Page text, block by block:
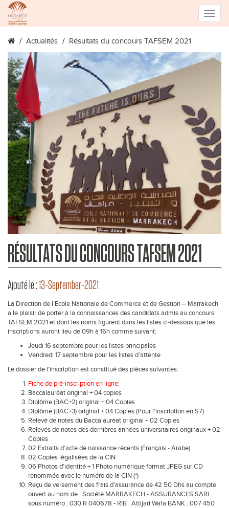
Toggle
Actualités Résultats du concours TAFSEM 2021
RÉSULTATS DU CONCOURS TAFSEM 2021
Ajouté le :13-September-2021
La Direction de l’Ecole Nationale de Commerce et de Gestion – Marrakech
a le plaisir de porter à la connaissances des candidats admis au concours
TAFSEM 2021 et dont les noms figurent dans les listes ci-dessous que les
inscriptions auront lieu de 09h à 16h comme suivant:
Jeudi 16 septembre pour les listes principales
Vendredi 17 septembre pour les listes d’attente
Le dossier de l'inscription est constitué des pièces suivantes:
Fiche de pré-inscription en ligne;
Baccalauréat original + 04 copies
Diplôme (BAC+2) original + 04 Copies
Diplôme (BAC+3) original + 04 Copies (Pour l'inscription en S7)
Relevé de notes du Baccalauréat original + 02 Copies
Relevés de notes des dernières années universitaires originaux + 02
Copies
02 Extraits d'acte de naissance récents (Français - Arabe)
02 Copies légalisées de la CIN
06 Photos d'identité + 1 Photo numérique format JPEG sur CD
renommée avec le numéro de la CIN (*)
Reçu de versement des frais d'assurance de 42.50 Dhs au compte
ouvert au nom de : Société MARRAKECH - ASSURANCES SARL
sous numéro : 030 R 040678 - RIB : Attijari Wafa BANK : 007 450